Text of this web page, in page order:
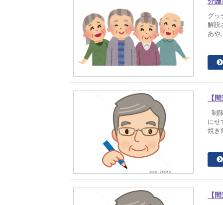
グッ
解説
あや
【
制
にせ
焼き
【